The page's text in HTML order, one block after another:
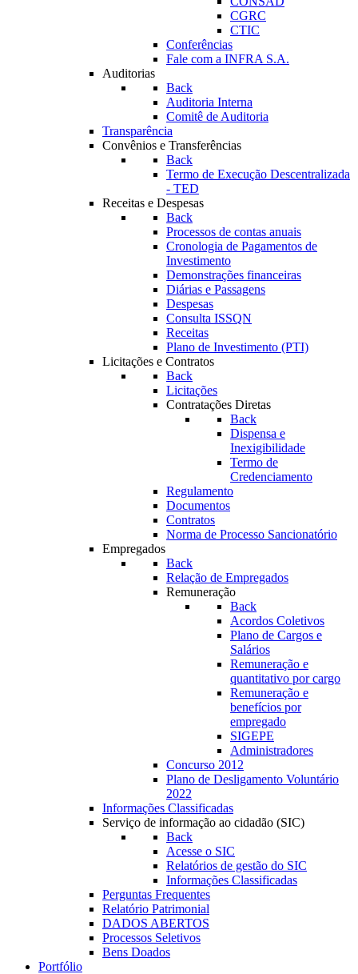
CGRC
CTIC
Conferências
Fale com a INFRA S.A.
Auditorias
Back
Auditoria Interna
Comitê de Auditoria
Transparência
Convênios e Transferências
Back
Termo de Execução Descentralizada
- TED
Receitas e Despesas
Back
Processos de contas anuais
Cronologia de Pagamentos de
Investimento
Demonstrações financeiras
Diárias e Passagens
Despesas
Consulta ISSQN
Receitas
Plano de Investimento (PTI)
Licitações e Contratos
Back
Licitações
Contratações Diretas
Back
Dispensa e
Inexigibilidade
Termo de
Credenciamento
Regulamento
Documentos
Contratos
Norma de Processo Sancionatório
Empregados
Back
Relação de Empregados
Remuneração
Back
Acordos Coletivos
Plano de Cargos e
Salários
Remuneração e
quantitativo por cargo
Remuneração e
benefícios por
empregado
SIGEPE
Administradores
Concurso 2012
Plano de Desligamento Voluntário
2022
Informações Classificadas
Serviço de informação ao cidadão (SIC)
Back
Acesse o SIC
Relatórios de gestão do SIC
Informações Classificadas
Perguntas Frequentes
Relatório Patrimonial
DADOS ABERTOS
Processos Seletivos
Bens Doados
Portfólio